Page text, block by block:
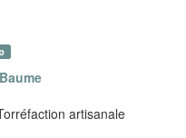
artisanale